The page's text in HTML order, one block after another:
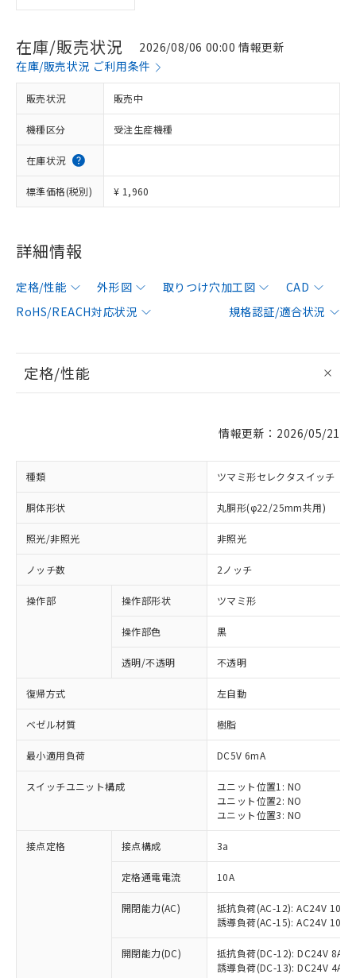
在庫/販売状況
2026/08/06 00:00 情報更新
在庫/販売状況 ご利用条件
販売状況 販売中
機種区分 受注生産機種
在庫状況
標準価格(税別) ¥ 1,960
詳細情報
定格/性能 外形図 取りつけ穴加工図
CAD
RoHS/REACH対応状況
規格認証/適合状況
定格/性能
情報更新：2026/05/21
種類 ツマミ形セレクタスイッチ
胴体形状 丸胴形(φ22/25mm共用)
照光/非照光 非照光
ノッチ数 2ノッチ
操作部 操作部形状 ツマミ形
操作部色 黒
透明/不透明 不透明
復帰方式 左自動
ベゼル材質 樹脂
最小適用負荷 DC5V 6mA
スイッチユニット構成
ユニット位置1: NO
ユニット位置2: NO
ユニット位置3: NO
接点定格 接点構成 3a
定格通電電流 10A
開閉能力(AC)
抵抗負荷(AC-12): AC24V 10A/
誘導負荷(AC-15): AC24V
開閉能力(DC)
抵抗負荷(DC-12): DC24V 8A/
誘導負荷(DC-13): DC24V 4A/
ご利用条件
対応済み：EU RoHS指令（10物質）の
非含有に対応した製品が提供可能な商品で
有に対応した製品に切り替える予定のある